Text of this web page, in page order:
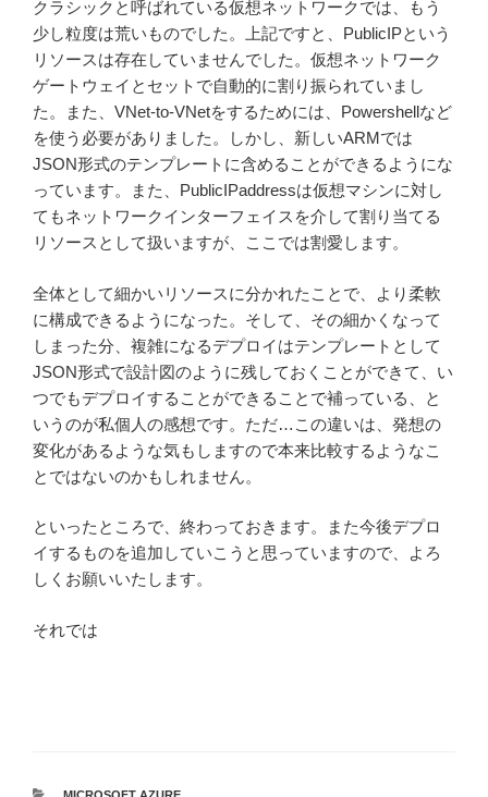
クラシックと呼ばれている仮想ネットワークでは、もう
少し粒度は荒いものでした。上記ですと、PublicIPという
リソースは存在していませんでした。仮想ネットワーク
ゲートウェイとセットで自動的に割り振られていまし
た。また、VNet-to-VNetをするためには、Powershellなど
を使う必要がありました。しかし、新しいARMでは
JSON形式のテンプレートに含めることができるようにな
っています。また、PublicIPaddressは仮想マシンに対し
てもネットワークインターフェイスを介して割り当てる
リソースとして扱いますが、ここでは割愛します。
全体として細かいリソースに分かれたことで、より柔軟
に構成できるようになった。そして、その細かくなって
しまった分、複雑になるデプロイはテンプレートとして
JSON形式で設計図のように残しておくことができて、い
つでもデプロイすることができることで補っている、と
いうのが私個人の感想です。ただ…この違いは、発想の
変化があるような気もしますので本来比較するようなこ
とではないのかもしれません。
といったところで、終わっておきます。また今後デプロ
イするものを追加していこうと思っていますので、よろ
しくお願いいたします。
それでは
カ